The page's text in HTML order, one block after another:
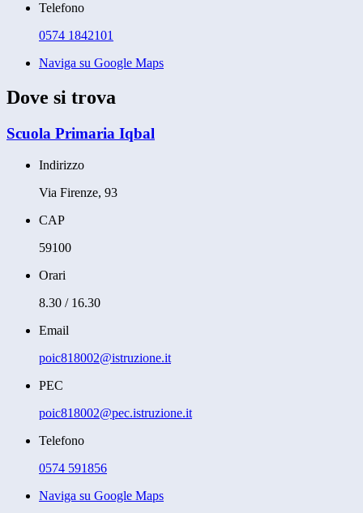
Telefono
0574 1842101
Naviga su Google Maps
Dove si trova
Scuola Primaria Iqbal
Indirizzo
Via Firenze, 93
CAP
59100
Orari
8.30 / 16.30
Email
poic818002@istruzione.it
PEC
poic818002@pec.istruzione.it
Telefono
0574 591856
Naviga su Google Maps